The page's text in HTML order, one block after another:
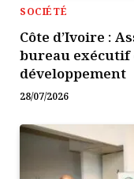
SOCIÉTÉ
Côte d’Ivoire :
bureau exécutif
développement
28/07/2026